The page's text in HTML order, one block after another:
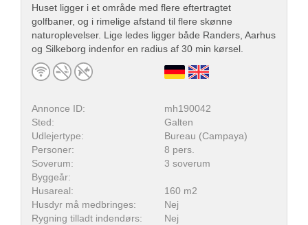
Huset ligger i et område med flere eftertragtet
golfbaner, og i rimelige afstand til flere skønne
naturoplevelser. Lige ledes ligger både Randers, Aarhus
og Silkeborg indenfor en radius af 30 min kørsel.
Annonce ID:
mh190042
Sted:
Galten
Udlejertype:
Bureau (Campaya)
Personer:
8 pers.
Soverum:
3 soverum
Byggeår:
Husareal:
160 m2
Husdyr må medbringes:
Nej
Rygning tilladt indendørs:
Nej